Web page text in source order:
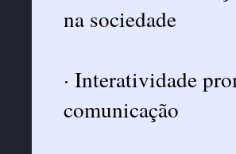
na sociedade
· Interatividade
comunicação